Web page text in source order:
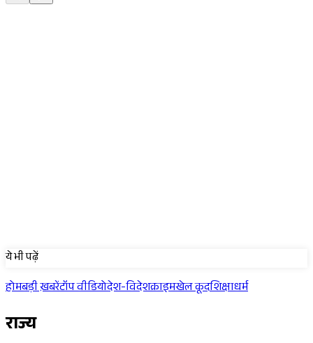
ये भी पढ़ें
होमबड़ी ख़बरेंटॉप वीडियोदेश-विदेशक्राइमखेल कूदशिक्षाधर्म
राज्य